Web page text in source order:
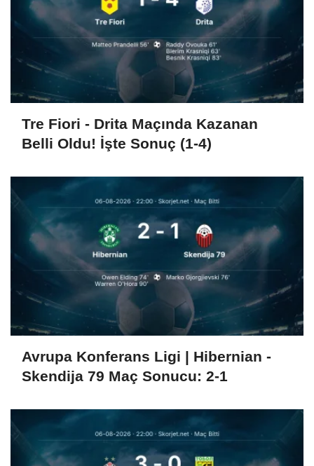
Tre Fiori - Drita Maçında Kazanan
Belli Oldu! İşte Sonuç (1-4)
Avrupa Konferans Ligi | Hibernian -
Skendija 79 Maç Sonucu: 2-1